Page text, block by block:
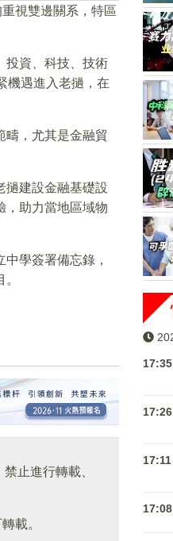
視雙邊關系，特區
投資、科技、技術
機遇進入老撾，在
疇，尤其是金融貿
撾建設金融基礎設
，助力當地區域物
學簽署備忘錄，
止進行轉載、
載。
17:35
17:26
17:11
17:08